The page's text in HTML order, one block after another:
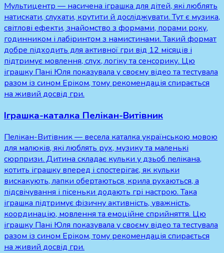
Мультицентр — насичена іграшка для дітей, які люблять
натискати, слухати, крутити й досліджувати. Тут є музика,
світлові ефекти, знайомство з формами, порами року,
годинником і лабіринтом з намистинами. Такий формат
добре підходить для активної гри від 12 місяців і
підтримує мовлення, слух, логіку та сенсорику. Цю
іграшку Пані Юля показувала у своєму відео та тестувала
разом із сином Еріком, тому рекомендація спирається
на живий досвід гри.
Іграшка-каталка Пелікан-Витівник
Пелікан-Витівник — весела каталка українською мовою
для малюків, які люблять рух, музику та маленькі
сюрпризи. Дитина складає кульки у дзьоб пелікана,
котить іграшку вперед і спостерігає, як кульки
вискакують, лапки обертаються, крила рухаються, а
підсвічування і пісеньки додають грі настрою. Така
іграшка підтримує фізичну активність, уважність,
координацію, мовлення та емоційне сприйняття. Цю
іграшку Пані Юля показувала у своєму відео та тестувала
разом із сином Еріком, тому рекомендація спирається
на живий досвід гри.